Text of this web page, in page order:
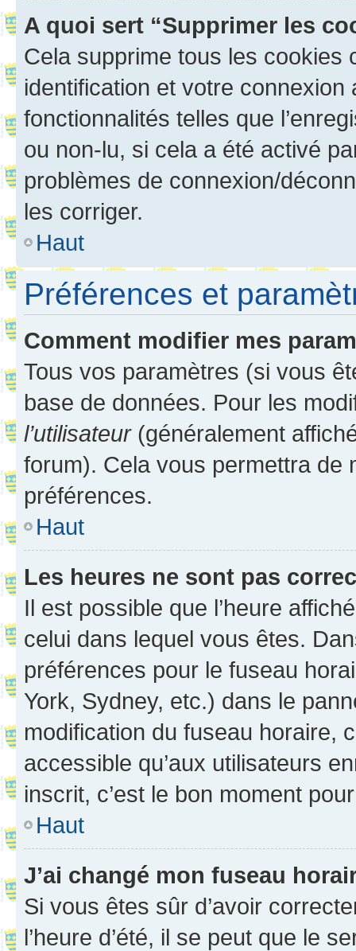
A quoi sert “Supprimer les
Cela supprime tous les cookies
identification et votre
fonctionnalités telles que
ou non-lu, si cela a été activé
problèmes de connexion/
les corriger.
Haut
Préférences et
Comment modifier mes
Tous vos paramètres (si vous
base de données. Pour les
l’utilisateur(généralement
forum). Cela vous permettra de
préférences.
Haut
Les heures ne sont pas
Il est possible que l’heure
celui dans lequel vous êtes.
préférences pour le fuseau
York, Sydney, etc.) dans le
modification du fuseau horaire,
accessible qu’aux utilisateurs
inscrit, c’est le bon moment
Haut
J’ai changé mon fuseau
Si vous êtes sûr d’avoir
l’heure d’été, il se peut que le